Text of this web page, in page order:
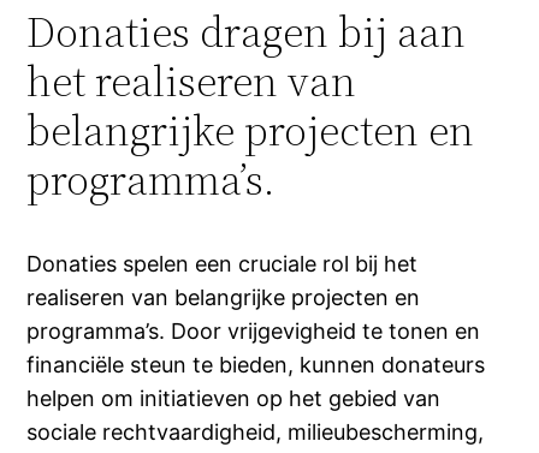
Donaties dragen bij aan
het realiseren van
belangrijke projecten en
programma’s.
Donaties spelen een cruciale rol bij het
realiseren van belangrijke projecten en
programma’s. Door vrijgevigheid te tonen en
financiële steun te bieden, kunnen donateurs
helpen om initiatieven op het gebied van
sociale rechtvaardigheid, milieubescherming,